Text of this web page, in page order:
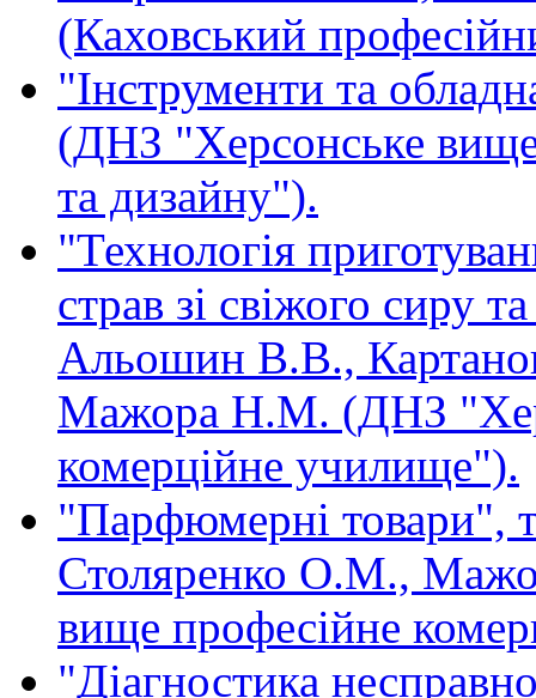
(Каховський
"Інструменти та
(ДНЗ "Херсонське
та дизайну").
"Технологія
страв зі свіжого сиру
Альошин В.В.,
Мажора Н.М. (ДНЗ
комерційне училище").
"Парфюмерні товари",
Столяренко О.М.,
вище професійне
"Діагностика